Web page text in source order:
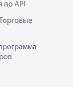
API